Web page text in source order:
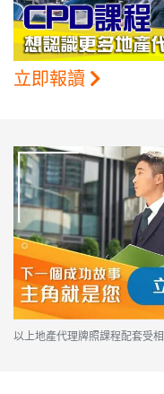
立即報讀
以上地產代理牌照課程配套受